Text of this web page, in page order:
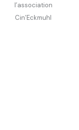
l’association
Cin’Eckmuhl